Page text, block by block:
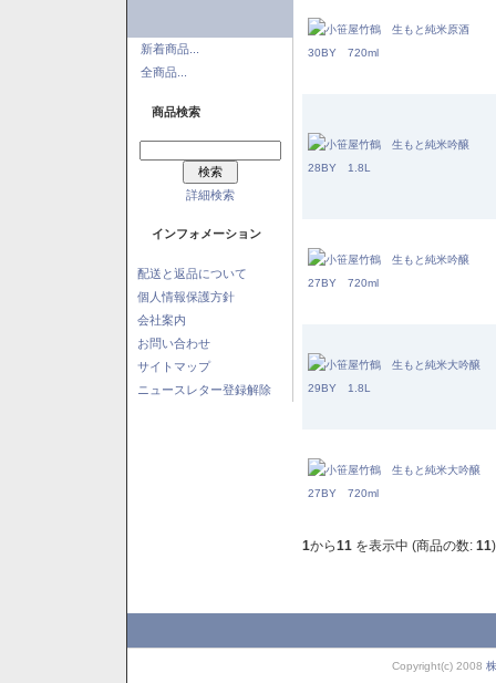
新着商品...
全商品...
商品検索
詳細検索
インフォメーション
配送と返品について
個人情報保護方針
会社案内
お問い合わせ
サイトマップ
ニュースレター登録解除
1から11 を表示中 (商品の数: 11)
Copyright(c) 2008